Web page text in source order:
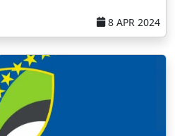
8 APR 2024